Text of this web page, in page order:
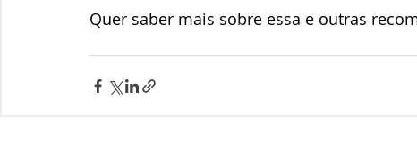
Quer saber mais sobre essa e outras